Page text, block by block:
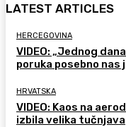
LATEST ARTICLES
HERCEGOVINA
VIDEO: „Jednog
poruka posebno nas
HRVATSKA
VIDEO: Kaos na
izbila velika tučnjava